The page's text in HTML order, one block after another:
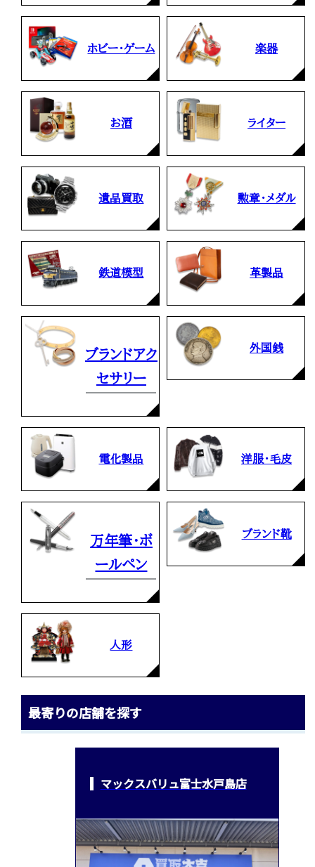
ホビー・ゲーム 楽器
お酒 ライター
遺品買取 勲章・メダル
鉄道模型 革製品
ブランドアク
セサリー
外国銭
電化製品 洋服・毛皮
万年筆・ボ
ールペン
ブランド靴
人形
最寄りの店舗を探す
マックスバリュ富士水戸島店